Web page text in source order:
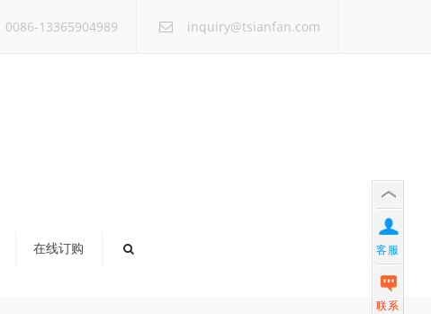
0086-13365904989 inquiry@tsianfan.com
在线订购 客服
联系